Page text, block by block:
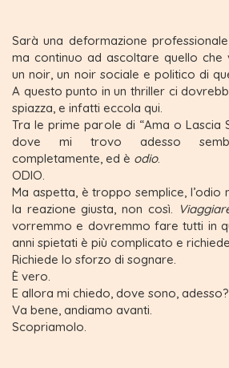
Sarà una deformazione
ma continuo ad ascoltare quello che
un noir, un noir sociale e politico di
A questo punto in un thriller ci
spiazza, e infatti eccola qui.
Tra le prime parole di “Ama o Lascia
dove mi trovo adesso
completamente, ed è odio.
ODIO.
Ma aspetta, è troppo semplice, l’odio
la reazione giusta, non così.
vorremmo e dovremmo fare tutti in
anni spietati è più complicato e
Richiede lo sforzo di sognare.
È vero.
E allora mi chiedo, dove sono,
Va bene, andiamo avanti.
Scopriamolo.